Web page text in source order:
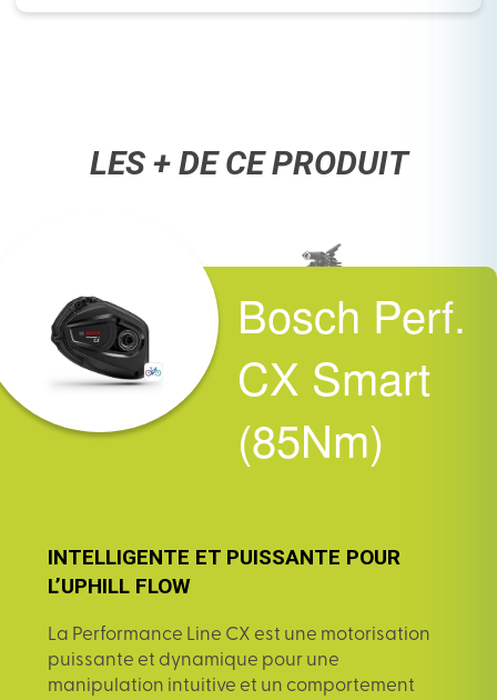
LES + DE CE PRODUIT
Bosch Perf.
CX Smart
(85Nm)
INTELLIGENTE ET PUISSANTE POUR
L’UPHILL FLOW
La Performance Line CX est une motorisation
puissante et dynamique pour une
manipulation intuitive et un comportement